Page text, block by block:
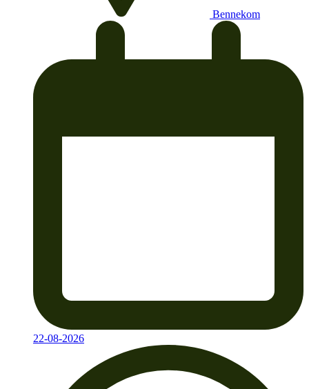
Bennekom
22-08-2026